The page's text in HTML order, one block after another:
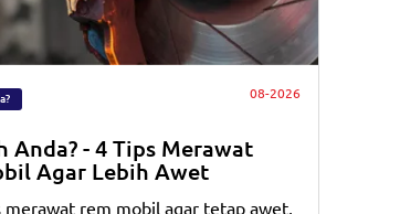
08-2026
Anda? - 4 Tips Merawat
Agar Lebih Awet
merawat rem mobil agar tetap awet,